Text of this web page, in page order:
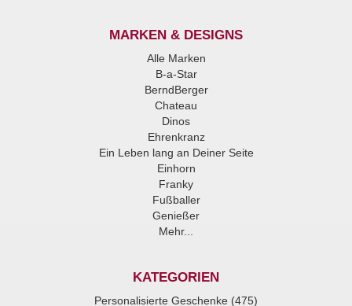
MARKEN & DESIGNS
Alle Marken
B-a-Star
BerndBerger
Chateau
Dinos
Ehrenkranz
Ein Leben lang an Deiner Seite
Einhorn
Franky
Fußballer
Genießer
Mehr...
KATEGORIEN
Personalisierte Geschenke (475)